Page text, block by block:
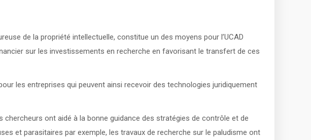
de la propriété intellectuelle, constitue un des moyens pour l’UCAD
sur les investissements en recherche en favorisant le transfert de ces
les entreprises qui peuvent ainsi recevoir des technologies juridiquement
ont aidé à la bonne guidance des stratégies de contrôle et de
et parasitaires par exemple, les travaux de recherche sur le paludisme ont